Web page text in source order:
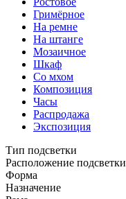
Гримёрное
На ремне
На штанге
Мозаичное
Шкаф
Со мхом
Композиция
Часы
Распродажа
Экспозиция
Тип подсветки
Расположение подсветки
Форма
Назначение